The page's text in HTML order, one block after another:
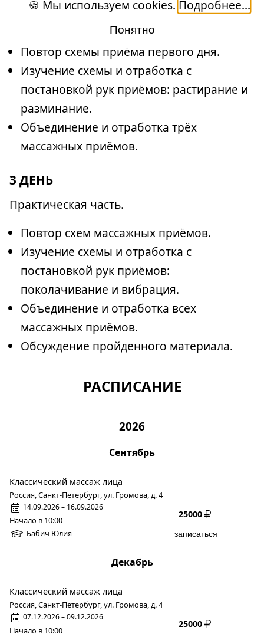
Практическая часть.
Повтор схемы приёма первого дня.
Изучение схемы и отработка с
постановкой рук приёмов: растирание и
разминание.
Объединение и отработка трёх
массажных приёмов.
3 ДЕНЬ
Практическая часть.
Повтор схем массажных приёмов.
Изучение схемы и отработка с
постановкой рук приёмов:
поколачивание и вибрация.
Объединение и отработка всех
массажных приёмов.
Обсуждение пройденного материала.
РАСПИСАНИЕ
2026
Сентябрь
Классический массаж лица
Россия, Санкт-Петербург, ул. Громова, д. 4
14.09.2026 – 16.09.2026
Начало в 10:00
Бабич Юлия
25000
записаться
Декабрь
Классический массаж лица
Россия, Санкт-Петербург, ул. Громова, д. 4
07.12.2026 – 09.12.2026
Начало в 10:00
25000
🍪 Мы используем cookies. Подробнее...
Понятно